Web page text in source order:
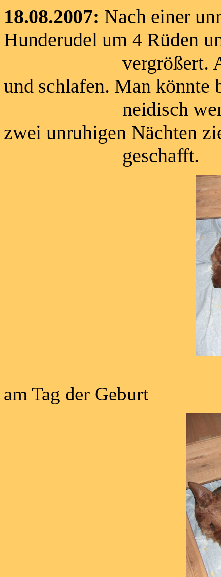
18.08.2007: Nach einer
Hunderudel um 4 Rüden
vergrößert. Alle
und schlafen. Man könnte
neidisch werden.
zwei unruhigen Nächten
geschafft.
am Tag der Geburt